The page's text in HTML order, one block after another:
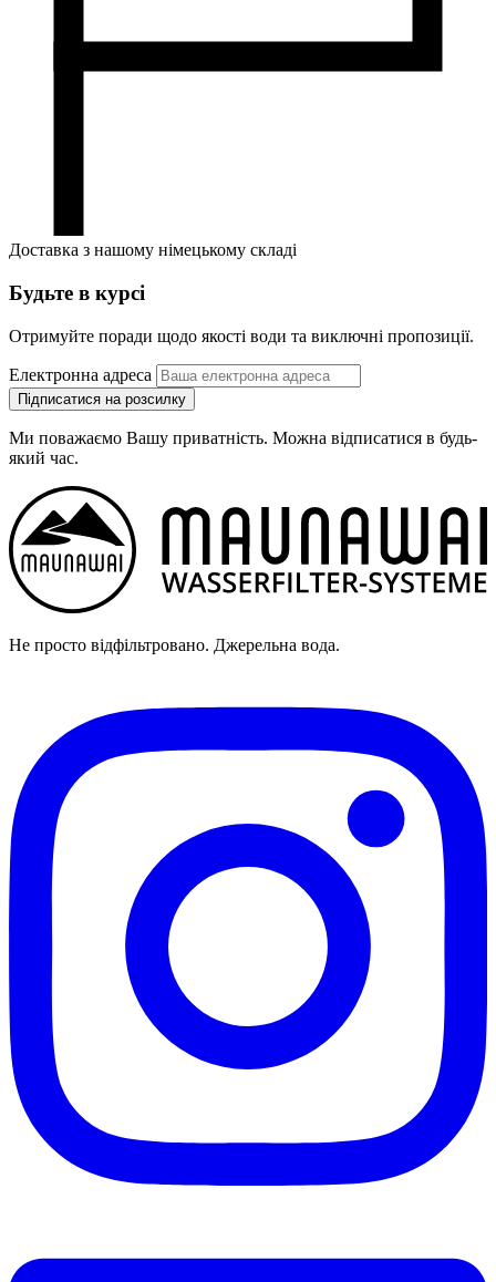
Доставка з нашому німецькому складі
Будьте в курсі
Отримуйте поради щодо якості води та виключні пропозиції.
Електронна адреса
Підписатися на розсилку
Ми поважаємо Вашу приватність. Можна відписатися в будь-
який час.
Не просто відфільтровано. Джерельна вода.